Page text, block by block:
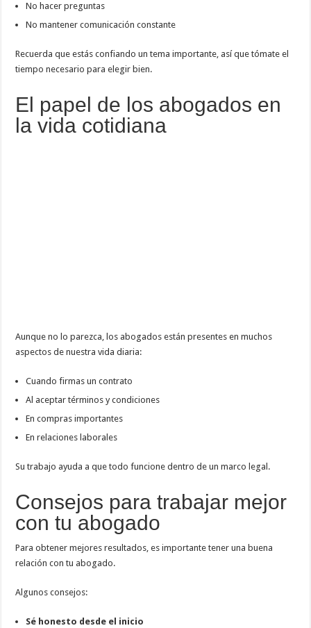
No hacer preguntas
No mantener comunicación constante
Recuerda que estás confiando un tema importante, así que tómate el
tiempo necesario para elegir bien.
El papel de los abogados en
la vida cotidiana
Aunque no lo parezca, los abogados están presentes en muchos
aspectos de nuestra vida diaria:
Cuando firmas un contrato
Al aceptar términos y condiciones
En compras importantes
En relaciones laborales
Su trabajo ayuda a que todo funcione dentro de un marco legal.
Consejos para trabajar mejor
con tu abogado
Para obtener mejores resultados, es importante tener una buena
relación con tu abogado.
Algunos consejos:
Sé honesto desde el inicio